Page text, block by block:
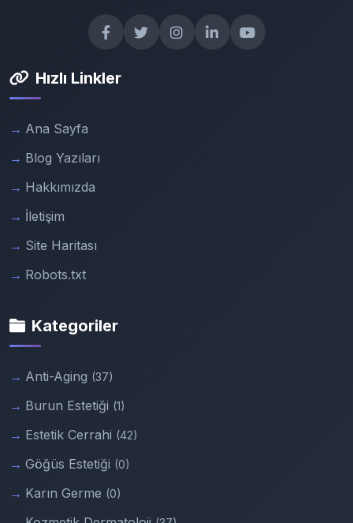
Hızlı Linkler
Ana Sayfa
Blog Yazıları
Hakkımızda
İletişim
Site Haritası
Robots.txt
Kategoriler
Anti-Aging (37)
Burun Estetiği (1)
Estetik Cerrahi (42)
Göğüs Estetiği (0)
Karın Germe (0)